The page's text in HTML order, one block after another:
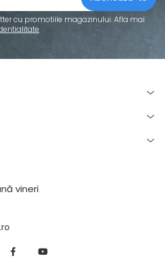
metal
cu promotiile magazinului. Afla mai
vineri